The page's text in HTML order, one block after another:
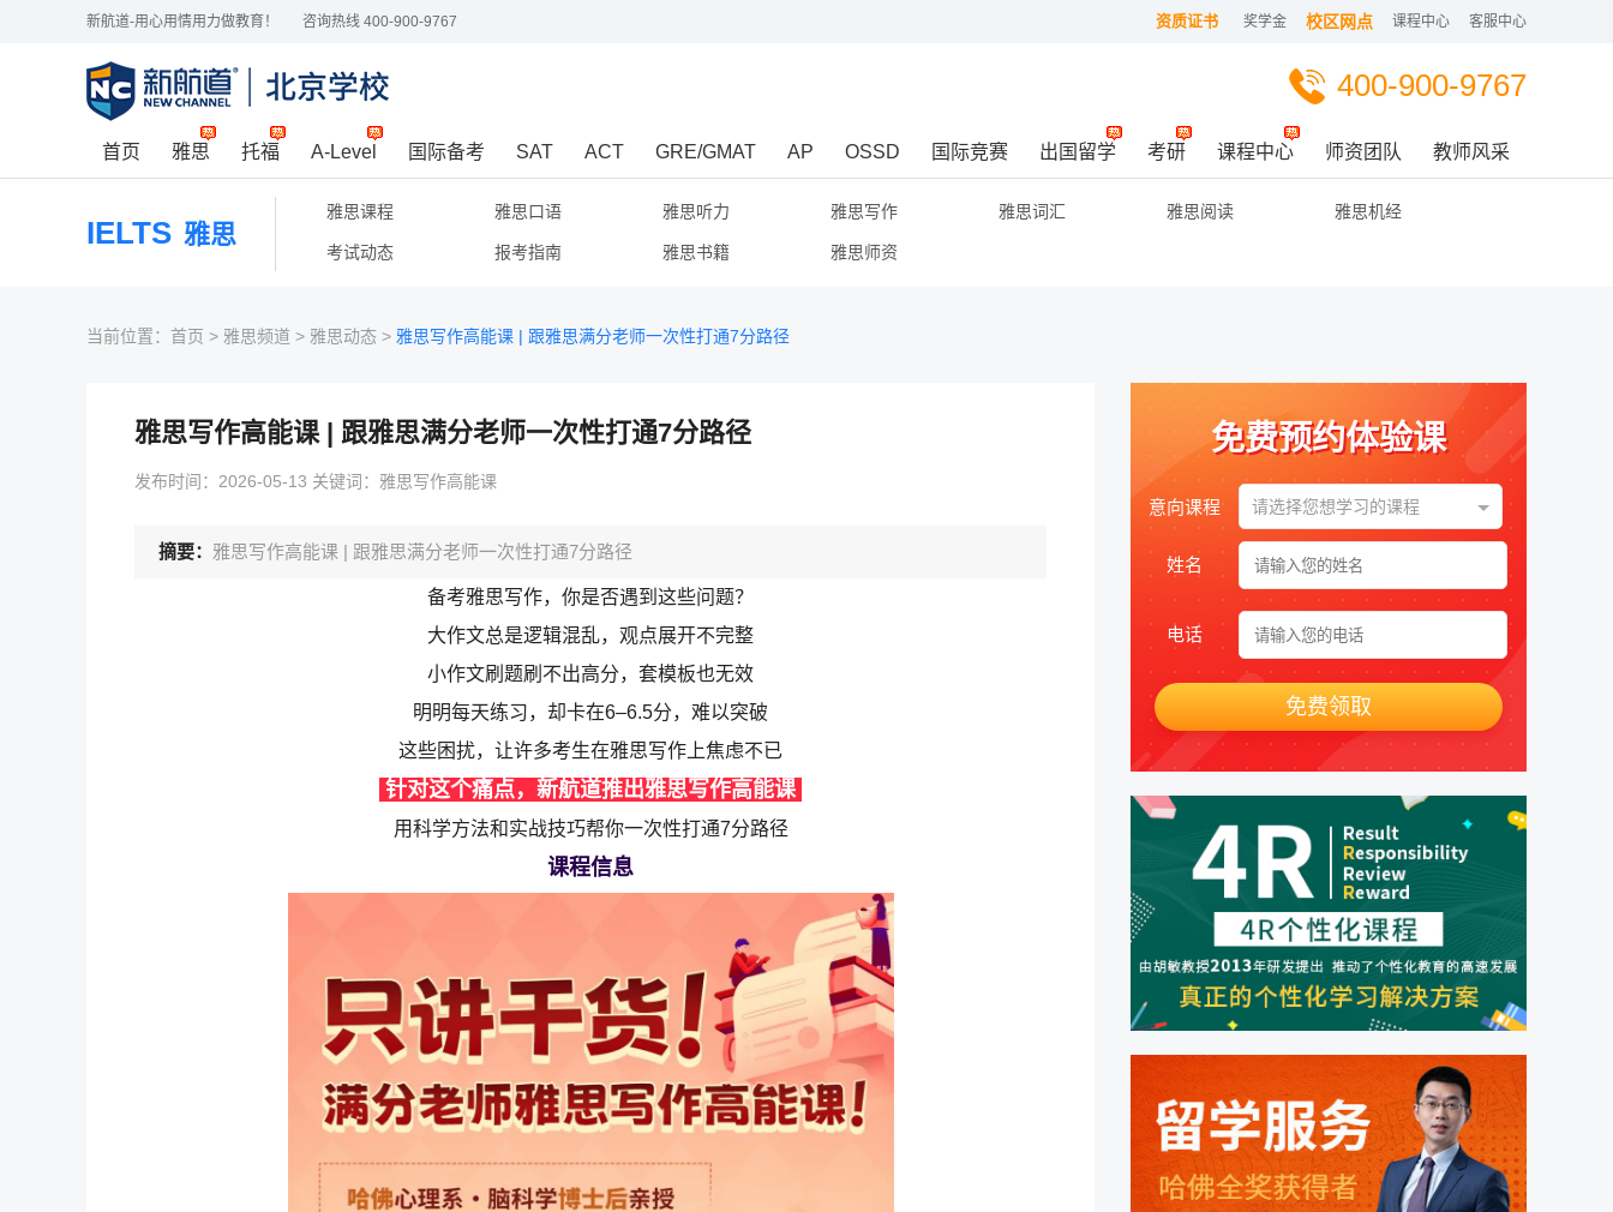
新航道-用心用情用力做教育！ 咨询热线 400-900-9767 客服中心
课程中心
校区网点
奖学金
资质证书
400-900-9767
首页 雅思 托福 A-Level 国际备考 SAT ACT GRE/GMAT AP OSSD 国际竞赛 出国留学 考研 课程中心 师资团队 教师风采
IELTS 雅思
雅思课程 雅思口语 雅思听力 雅思写作 雅思词汇 雅思阅读 雅思机经
考试动态 报考指南 雅思书籍 雅思师资
当前位置： 首页 > 雅思频道 > 雅思动态 > 雅思写作高能课 | 跟雅思满分老师一次性打通7分路径
雅思写作高能课 | 跟雅思满分老师一次性打通7分路径
发布时间：2026-05-13 关键词：雅思写作高能课
摘要： 雅思写作高能课 | 跟雅思满分老师一次性打通7分路径
备考雅思写作，你是否遇到这些问题？
大作文总是逻辑混乱，观点展开不完整
小作文刷题刷不出高分，套模板也无效
明明每天练习，却卡在6–6.5分，难以突破
这些困扰，让许多考生在雅思写作上焦虑不已
针对这个痛点，新航道推出雅思写作高能课
用科学方法和实战技巧帮你一次性打通7分路径
课程信息
免费预约体验课
意向课程 请选择您想学习的课程
姓名
电话
免费领取